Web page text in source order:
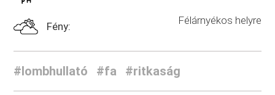
Fény: Félárnyékos helyre
#lombhullató #fa #ritkaság